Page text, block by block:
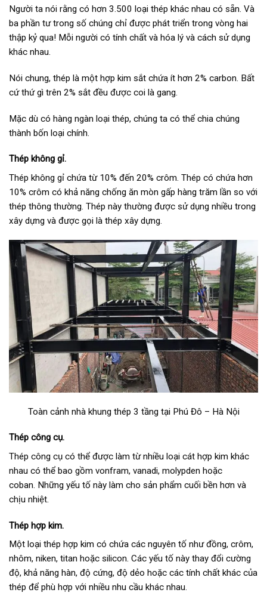
Người ta nói rằng có hơn 3.500 loại thép khác nhau có sẵn. Và
ba phần tư trong số chúng chỉ được phát triển trong vòng hai
thập kỷ qua! Mỗi người có tính chất và hóa lý và cách sử dụng
khác nhau.
Nói chung, thép là một hợp kim sắt chứa ít hơn 2% carbon. Bất
cứ thứ gì trên 2% sắt đều được coi là gang.
Mặc dù có hàng ngàn loại thép, chúng ta có thể chia chúng
thành bốn loại chính.
Thép không gỉ.
Thép không gỉ chứa từ 10% đến 20% crôm. Thép có chứa hơn
10% crôm có khả năng chống ăn mòn gấp hàng trăm lần so với
thép thông thường. Thép này thường được sử dụng nhiều trong
xây dựng và được gọi là thép xây dựng.
Toàn cảnh nhà khung thép 3 tầng tại Phú Đô – Hà Nội
Thép công cụ.
Thép công cụ có thể được làm từ nhiều loại cát hợp kim khác
nhau có thể bao gồm vonfram, vanadi, molypden hoặc
coban. Những yếu tố này làm cho sản phẩm cuối bền hơn và
chịu nhiệt.
Thép hợp kim.
Một loại thép hợp kim có chứa các nguyên tố như đồng, crôm,
nhôm, niken, titan hoặc silicon. Các yếu tố này thay đổi cường
độ, khả năng hàn, độ cứng, độ dẻo hoặc các tính chất khác của
thép để phù hợp với nhiều nhu cầu khác nhau.